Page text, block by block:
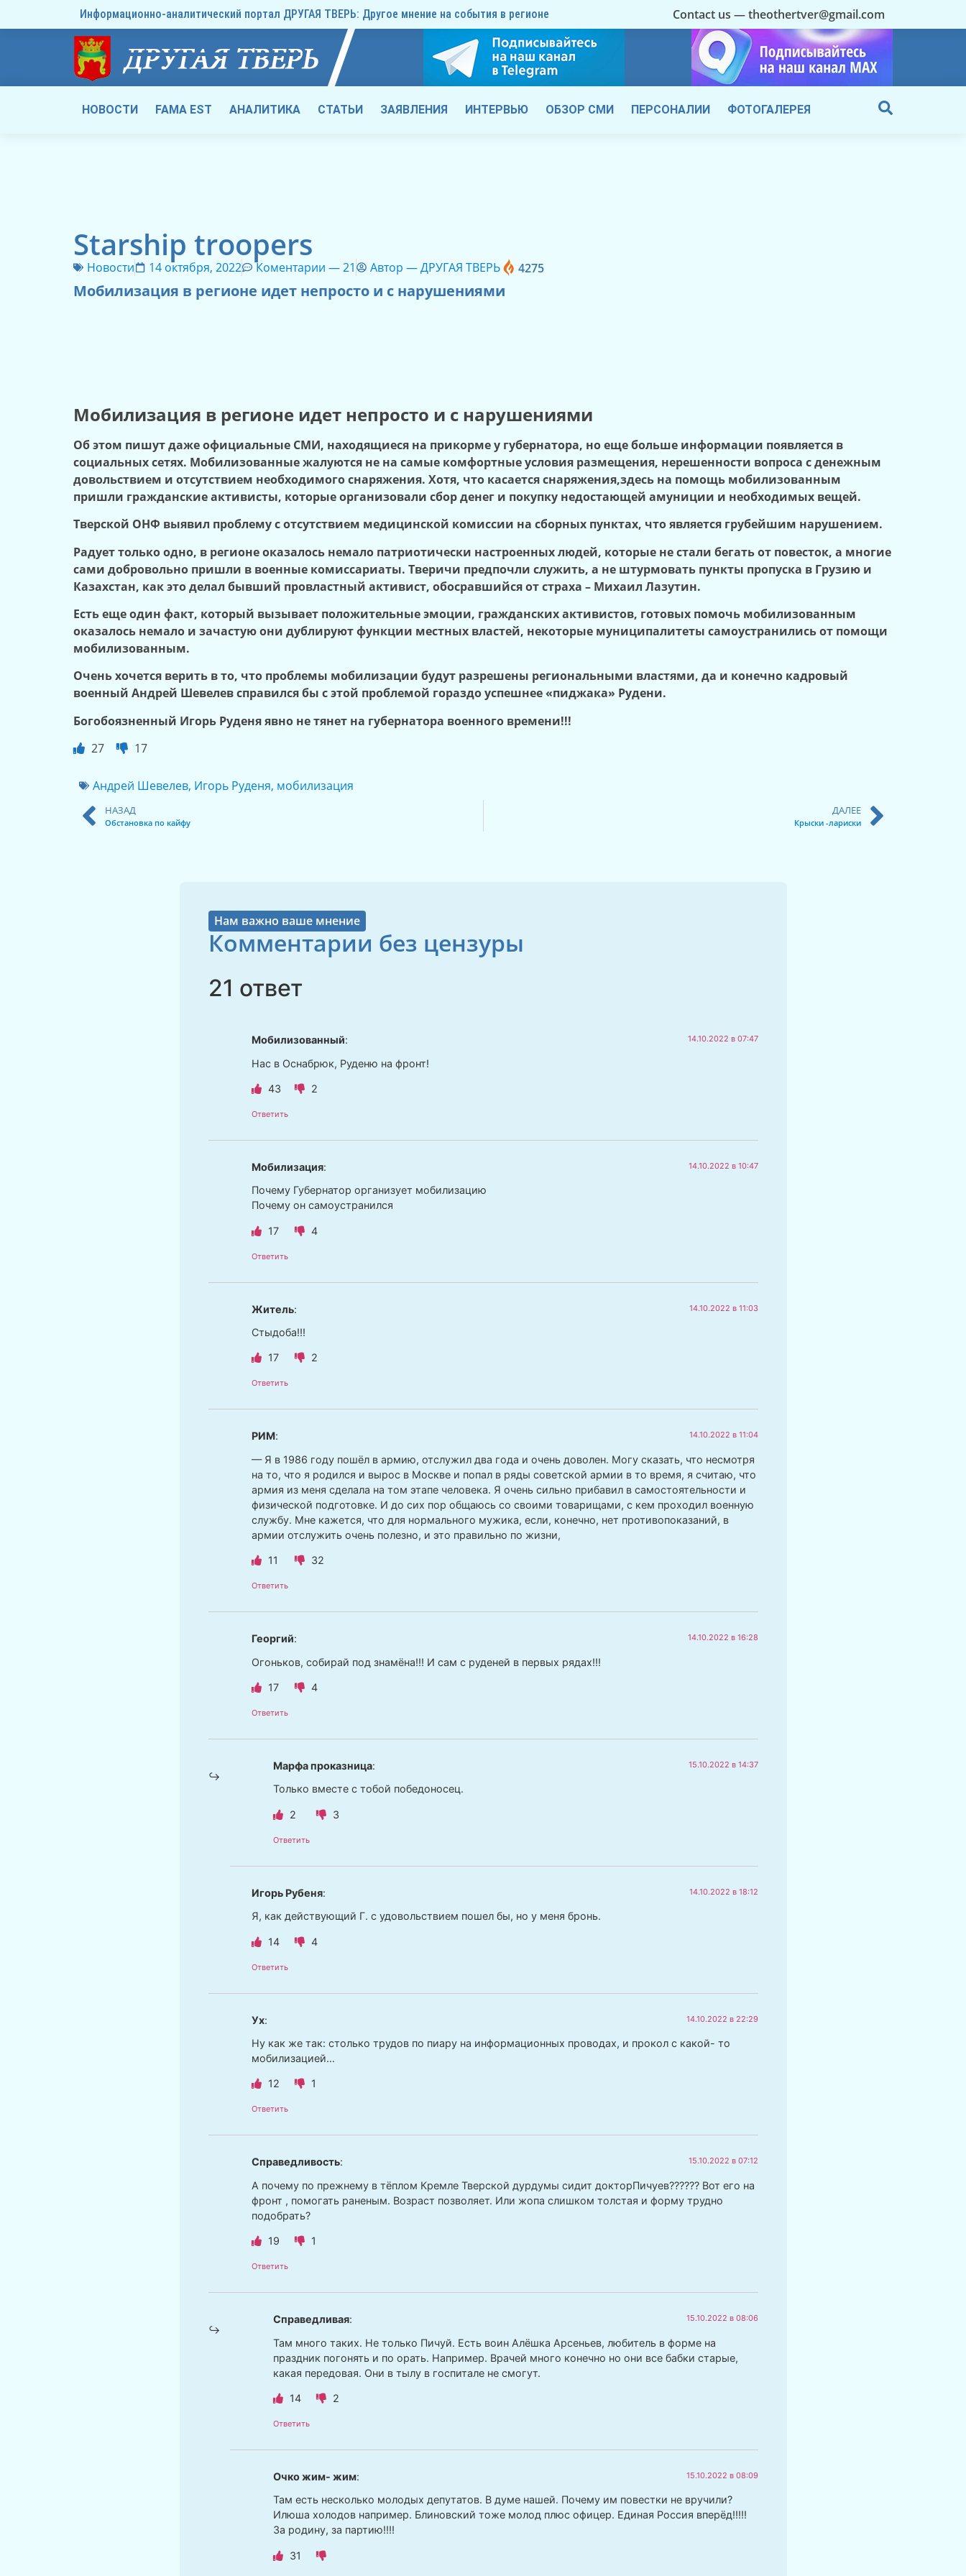
Информационно-аналитический портал ДРУГАЯ ТВЕРЬ: Другое мнение на события в регионе Contact us — theothertver@gmail.com
НОВОСТИ FAMA EST АНАЛИТИКА СТАТЬИ ЗАЯВЛЕНИЯ ИНТЕРВЬЮ ОБЗОР СМИ ПЕРСОНАЛИИ ФОТОГАЛЕРЕЯ
Starship troopers
Новости 14 октября, 2022 Коментарии —21 Автор —ДРУГАЯ ТВЕРЬ 4275
Мобилизация в регионе идет непросто и с нарушениями
Мобилизация в регионе идет непросто и с нарушениями
Об этом пишут даже официальные СМИ, находящиеся на прикорме у губернатора, но еще больше информации появляется в
социальных сетях. Мобилизованные жалуются не на самые комфортные условия размещения, нерешенности вопроса с денежным
довольствием и отсутствием необходимого снаряжения. Хотя, что касается снаряжения,здесь на помощь мобилизованным
пришли гражданские активисты, которые организовали сбор денег и покупку недостающей амуниции и необходимых вещей.
Тверской ОНФ выявил проблему с отсутствием медицинской комиссии на сборных пунктах, что является грубейшим нарушением.
Радует только одно, в регионе оказалось немало патриотически настроенных людей, которые не стали бегать от повесток, а многие
сами добровольно пришли в военные комиссариаты. Тверичи предпочли служить, а не штурмовать пункты пропуска в Грузию и
Казахстан, как это делал бывший провластный активист, обосравшийся от страха – Михаил Лазутин.
Есть еще один факт, который вызывает положительные эмоции, гражданских активистов, готовых помочь мобилизованным
оказалось немало и зачастую они дублируют функции местных властей, некоторые муниципалитеты самоустранились от помощи
мобилизованным.
Очень хочется верить в то, что проблемы мобилизации будут разрешены региональными властями, да и конечно кадровый
военный Андрей Шевелев справился бы с этой проблемой гораздо успешнее «пиджака» Рудени.
Богобоязненный Игорь Руденя явно не тянет на губернатора военного времени!!!
27
17
Андрей Шевелев, Игорь Руденя, мобилизация
НАЗАД
Обстановка по кайфу
ДАЛЕЕ
Крыски -лариски
Нам важно ваше мнение
Комментарии без цензуры
21 ответ
Мобилизованный: 14.10.2022 в 07:47
Нас в Оснабрюк, Руденю на фронт!
43 2
Ответить
Мобилизация: 14.10.2022 в 10:47
Почему Губернатор организует мобилизацию
Почему он самоустранился
17 4
Ответить
Житель: 14.10.2022 в 11:03
Стыдоба!!!
17 2
Ответить
РИМ: 14.10.2022 в 11:04
— Я в 1986 году пошёл в армию, отслужил два года и очень доволен. Могу сказать, что несмотря
на то, что я родился и вырос в Москве и попал в ряды советской армии в то время, я считаю, что
армия из меня сделала на том этапе человека. Я очень сильно прибавил в самостоятельности и
физической подготовке. И до сих пор общаюсь со своими товарищами, с кем проходил военную
службу. Мне кажется, что для нормального мужика, если, конечно, нет противопоказаний, в
армии отслужить очень полезно, и это правильно по жизни,
11 32
Ответить
Георгий: 14.10.2022 в 16:28
Огоньков, собирай под знамёна!!! И сам с руденей в первых рядах!!!
17 4
Ответить
Марфа проказница: 15.10.2022 в 14:37
Только вместе с тобой победоносец.
2 3
Ответить
Игорь Рубеня: 14.10.2022 в 18:12
Я, как действующий Г. с удовольствием пошел бы, но у меня бронь.
14 4
Ответить
Ух: 14.10.2022 в 22:29
Ну как же так: столько трудов по пиару на информационных проводах, и прокол с какой- то
мобилизацией…
12 1
Ответить
Справедливость: 15.10.2022 в 07:12
А почему по прежнему в тёплом Кремле Тверской дурдумы сидит докторПичуев?????? Вот его на
фронт , помогать раненым. Возраст позволяет. Или жопа слишком толстая и форму трудно
подобрать?
19 1
Ответить
Справедливая: 15.10.2022 в 08:06
Там много таких. Не только Пичуй. Есть воин Алёшка Арсеньев, любитель в форме на
праздник погонять и по орать. Например. Врачей много конечно но они все бабки старые,
какая передовая. Они в тылу в госпитале не смогут.
14 2
Ответить
Очко жим- жим: 15.10.2022 в 08:09
Там есть несколько молодых депутатов. В думе нашей. Почему им повестки не вручили?
Илюша холодов например. Блиновский тоже молод плюс офицер. Единая Россия вперёд!!!!!
За родину, за партию!!!!
31